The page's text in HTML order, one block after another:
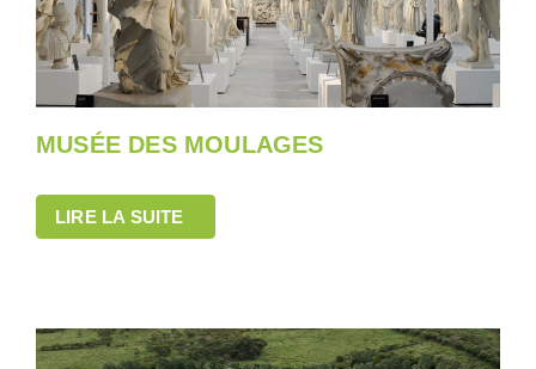
MUSÉE DES MOULAGES
LIRE LA SUITE